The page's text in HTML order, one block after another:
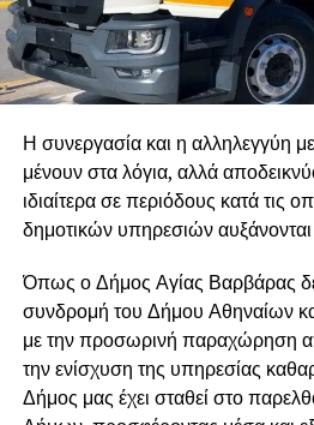
Η συνεργασία και η αλληλεγγύη
μένουν στα λόγια, αλλά
ιδιαίτερα σε περιόδους κατά τις
δημοτικών υπηρεσιών
Όπως ο Δήμος Αγίας Βαρβάρας
συνδρομή του Δήμου Αθηναίων
με την προσωρινή παραχώρηση
την ενίσχυση της υπηρεσίας
Δήμος μας έχει σταθεί στο